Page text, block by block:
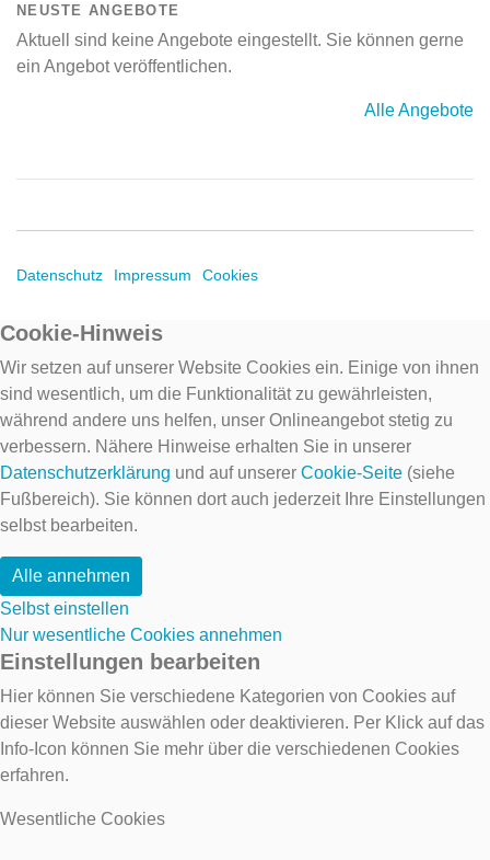
NEUSTE ANGEBOTE
Aktuell sind keine Angebote eingestellt. Sie können gerne
ein Angebot veröffentlichen.
Alle Angebote
Datenschutz Impressum Cookies
Cookie-Hinweis
Wir setzen auf unserer Website Cookies ein. Einige von ihnen
sind wesentlich, um die Funktionalität zu gewährleisten,
während andere uns helfen, unser Onlineangebot stetig zu
verbessern. Nähere Hinweise erhalten Sie in unserer
Datenschutzerklärung und auf unserer Cookie-Seite (siehe
Fußbereich). Sie können dort auch jederzeit Ihre Einstellungen
selbst bearbeiten.
Alle annehmen
Selbst einstellen
Nur wesentliche Cookies annehmen
Einstellungen bearbeiten
Hier können Sie verschiedene Kategorien von Cookies auf
dieser Website auswählen oder deaktivieren. Per Klick auf das
Info-Icon können Sie mehr über die verschiedenen Cookies
erfahren.
Wesentliche Cookies